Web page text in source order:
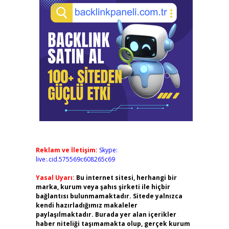
Reklam ve İletişim: Skype:
live:.cid.575569c608265c69
Yasal Uyarı: Bu internet sitesi, herhangi bir
marka, kurum veya şahıs şirketi ile hiçbir
bağlantısı bulunmamaktadır. Sitede yalnızca
kendi hazırladığımız makaleler
paylaşılmaktadır. Burada yer alan içerikler
haber niteliği taşımamakta olup, gerçek kurum